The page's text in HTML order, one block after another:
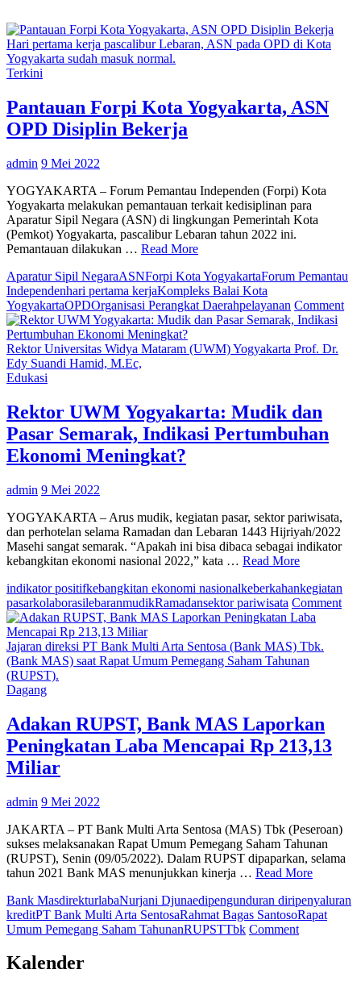
Hari pertama kerja pascalibur Lebaran, ASN pada OPD di Kota
Yogyakarta sudah masuk normal.
Terkini
Pantauan Forpi Kota Yogyakarta, ASN
OPD Disiplin Bekerja
admin 9 Mei 2022
YOGYAKARTA – Forum Pemantau Independen (Forpi) Kota
Yogyakarta melakukan pemantauan terkait kedisiplinan para
Aparatur Sipil Negara (ASN) di lingkungan Pemerintah Kota
(Pemkot) Yogyakarta, pascalibur Lebaran tahun 2022 ini.
Pemantauan dilakukan … Read More
Aparatur Sipil NegaraASNForpi Kota YogyakartaForum Pemantau
Independenhari pertama kerjaKompleks Balai Kota
YogyakartaOPDOrganisasi Perangkat Daerahpelayanan Commenton
Rektor Universitas Widya Mataram (UWM) Yogyakarta Prof. Dr.
Edy Suandi Hamid, M.Ec,
Edukasi
Rektor UWM Yogyakarta: Mudik dan
Pasar Semarak, Indikasi Pertumbuhan
Ekonomi Meningkat?
admin 9 Mei 2022
YOGYAKARTA – Arus mudik, kegiatan pasar, sektor pariwisata,
dan perhotelan selama Ramadan dan Lebaran 1443 Hijriyah/2022
Masehi sangat semarak. “Apakah ini bisa dibaca sebagai indikator
kebangkitan ekonomi nasional 2022,” kata … Read More
indikator positifkebangkitan ekonomi nasionalkeberkahankegiatan
pasarkolaborasilebaranmudikRamadansektor pariwisata Commenton
Jajaran direksi PT Bank Multi Arta Sentosa (Bank MAS) Tbk.
(Bank MAS) saat Rapat Umum Pemegang Saham Tahunan
(RUPST).
Dagang
Adakan RUPST, Bank MAS Laporkan
Peningkatan Laba Mencapai Rp 213,13
Miliar
admin 9 Mei 2022
JAKARTA – PT Bank Multi Arta Sentosa (MAS) Tbk (Peseroan)
sukses melaksanakan Rapat Umum Pemegang Saham Tahunan
(RUPST), Senin (09/05/2022). Dalam RUPST dipaparkan, selama
tahun 2021 Bank MAS menunjukkan kinerja … Read More
Bank MasdirekturlabaNurjani Djunaedipengunduran diripenyaluran
kreditPT Bank Multi Arta SentosaRahmat Bagas SantosoRapat
Umum Pemegang Saham TahunanRUPSTTbk Commenton
Kalender